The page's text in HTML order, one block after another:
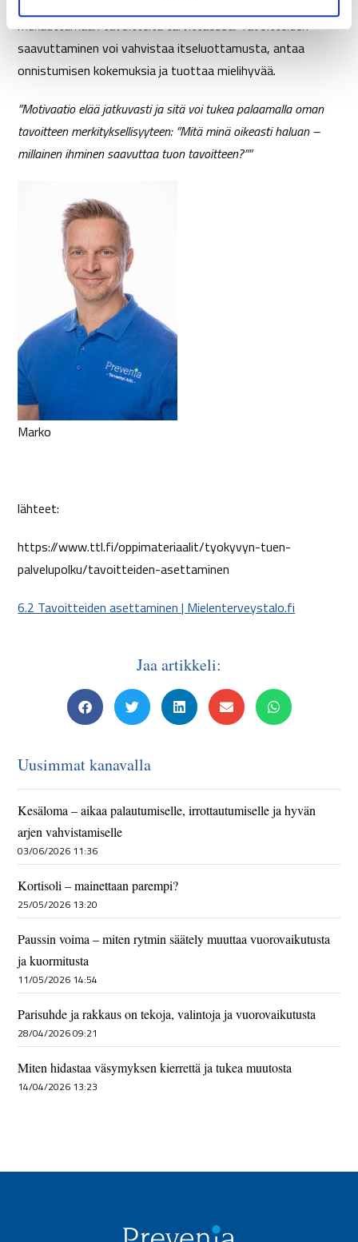
mukauttamaan tavoitteita tarvittaessa. Tavoitteiden
saavuttaminen voi vahvistaa itseluottamusta, antaa
onnistumisen kokemuksia ja tuottaa mielihyvää.
”Motivaatio elää jatkuvasti ja sitä voi tukea palaamalla oman
tavoitteen merkityksellisyyteen: ”Mitä minä oikeasti haluan –
millainen ihminen saavuttaa tuon tavoitteen?””
Marko
lähteet:
https://www.ttl.fi/oppimateriaalit/tyokyvyn-tuen-
palvelupolku/tavoitteiden-asettaminen
6.2 Tavoitteiden asettaminen | Mielenterveystalo.fi
Jaa artikkeli:
Uusimmat kanavalla
Kesäloma – aikaa palautumiselle, irrottautumiselle ja hyvän
arjen vahvistamiselle
03/06/2026 11:36
Kortisoli – mainettaan parempi?
25/05/2026 13:20
Paussin voima – miten rytmin säätely muuttaa vuorovaikutusta
ja kuormitusta
11/05/2026 14:54
Parisuhde ja rakkaus on tekoja, valintoja ja vuorovaikutusta
28/04/2026 09:21
Miten hidastaa väsymyksen kierrettä ja tukea muutosta
14/04/2026 13:23